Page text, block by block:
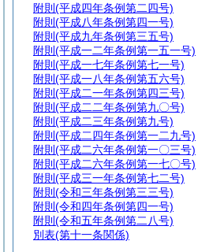
附則 (平成四年条例第二四号)
附則 (平成八年条例第四一号)
附則 (平成九年条例第三五号)
附則 (平成一二年条例第一五一号)
附則 (平成一七年条例第七一号)
附則 (平成一八年条例第五六号)
附則 (平成二一年条例第四三号)
附則 (平成二二年条例第九〇号)
附則 (平成二三年条例第九号)
附則 (平成二四年条例第一二九号)
附則 (平成二六年条例第一〇三号)
附則 (平成二六年条例第一七〇号)
附則 (平成三一年条例第七二号)
附則 (令和三年条例第三三号)
附則 (令和四年条例第四一号)
附則 (令和五年条例第二八号)
別表(第十一条関係)